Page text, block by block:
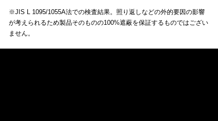
※JIS L 1095/1055A法での検査結果。照り返しなどの外的要因の影響
が考えられるため製品そのものの100%遮蔽を保証するものではござい
ません。